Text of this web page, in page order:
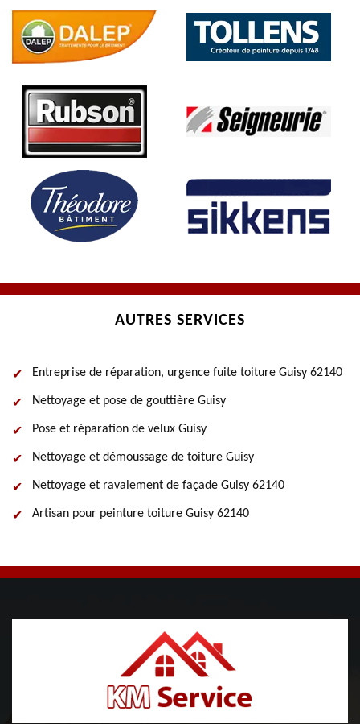
AUTRES SERVICES
Entreprise de réparation, urgence fuite toiture Guisy 62140
Nettoyage et pose de gouttière Guisy
Pose et réparation de velux Guisy
Nettoyage et démoussage de toiture Guisy
Nettoyage et ravalement de façade Guisy 62140
Artisan pour peinture toiture Guisy 62140